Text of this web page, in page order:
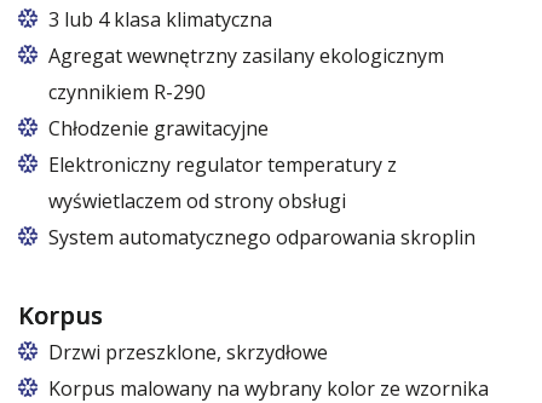
3 lub 4 klasa klimatyczna
Agregat wewnętrzny zasilany ekologicznym
czynnikiem R-290
Chłodzenie grawitacyjne
Elektroniczny regulator temperatury z
wyświetlaczem od strony obsługi
System automatycznego odparowania skroplin
Korpus
Drzwi przeszklone, skrzydłowe
Korpus malowany na wybrany kolor ze wzornika